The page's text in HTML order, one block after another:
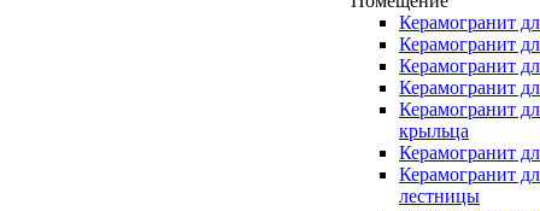
Керамогранит
Керамогранит
Керамогранит
Керамогранит
Керамогранит
крыльца
Керамогранит
Керамогранит
лестницы